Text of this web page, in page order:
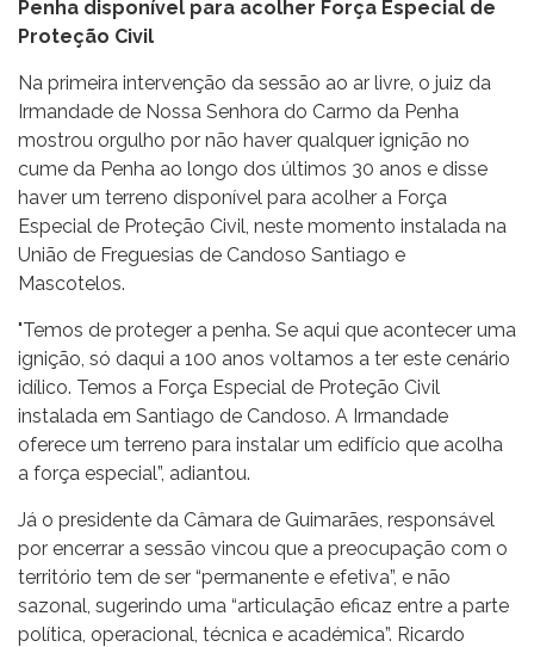
Penha disponível para acolher Força Especial de
Proteção Civil
Na primeira intervenção da sessão ao ar livre, o juiz da
Irmandade de Nossa Senhora do Carmo da Penha
mostrou orgulho por não haver qualquer ignição no
cume da Penha ao longo dos últimos 30 anos e disse
haver um terreno disponível para acolher a Força
Especial de Proteção Civil, neste momento instalada na
União de Freguesias de Candoso Santiago e
Mascotelos.
"Temos de proteger a penha. Se aqui que acontecer uma
ignição, só daqui a 100 anos voltamos a ter este cenário
idílico. Temos a Força Especial de Proteção Civil
instalada em Santiago de Candoso. A Irmandade
oferece um terreno para instalar um edifício que acolha
a força especial”, adiantou.
Já o presidente da Câmara de Guimarães, responsável
por encerrar a sessão vincou que a preocupação com o
território tem de ser “permanente e efetiva”, e não
sazonal, sugerindo uma “articulação eficaz entre a parte
política, operacional, técnica e académica”. Ricardo